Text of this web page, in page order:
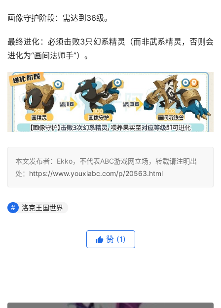
画像守护阶段‌：需达到36级。
最终进化‌：必须击败3只幻系精灵（而非武系精灵，否则会
进化为“画间法师手”）。
本文发布者：Ekko，不代表ABC游戏网立场，转载请注明出
处： https://www.youxiabc.com/p/20563.html
洛克王国世界
赞 (1)